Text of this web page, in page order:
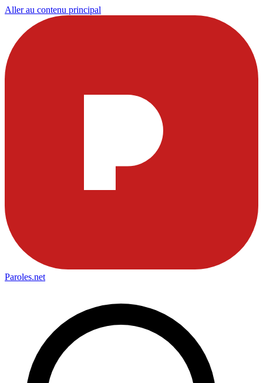
Aller au contenu principal
Paroles.net